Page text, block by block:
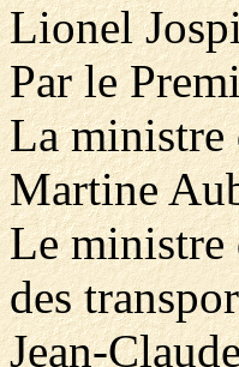
Lionel
Par le
La ministre
Martine
Le ministre
des
Jean-